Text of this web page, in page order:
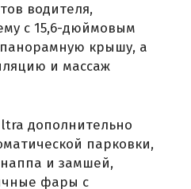
водителя,
с 15,6-дюймовым
крышу, а
и массаж
дополнительно
парковки,
и замшей,
фары с